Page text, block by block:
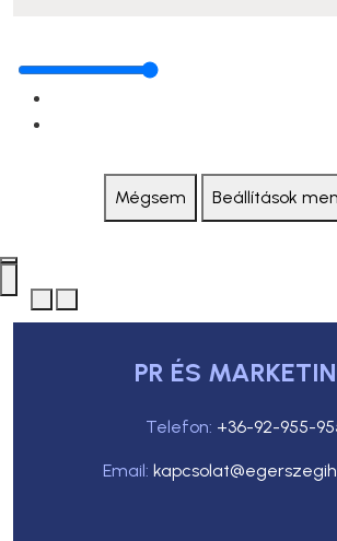
Mégsem Beállítások
PR ÉS
Telefon: +36-92-955-
Email: